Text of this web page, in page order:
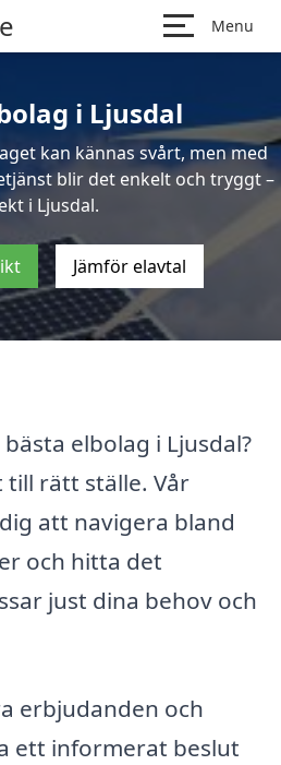
Menu
i Ljusdal
kan kännas svårt, men med
blir det enkelt och tryggt –
i Ljusdal.
Jämför elavtal
elbolag i Ljusdal?
till rätt ställe. Vår
att navigera bland
och hitta det
just dina behov och
erbjudanden och
ett informerat beslut